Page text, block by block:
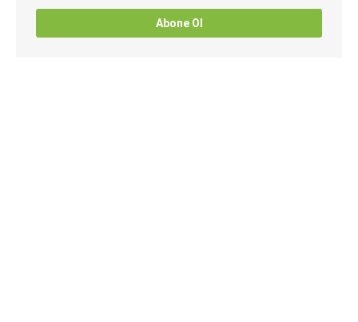
Abone Ol